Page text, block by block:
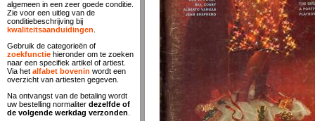
algemeen in een zeer goede conditie.
Zie voor een uitleg van de
conditiebeschrijving bij
kwaliteitsaanduidingen
Gebruik de categorieën of
zoekfunctie hieronder om te zoeken
naar een specifiek artikel of artiest.
Via het alfabet bovenin wordt een
overzicht van artiesten gegeven.
Na ontvangst van de betaling wordt
uw bestelling normaliter dezelfde of
de volgende werkdag verzonden